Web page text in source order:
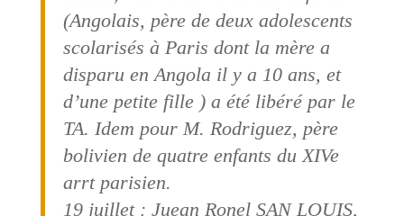
(Angolais, père de deux adolescents
scolarisés à Paris dont la mère a
disparu en Angola il y a 10 ans, et
d’une petite fille ) a été libéré par le
TA. Idem pour M. Rodriguez, père
bolivien de quatre enfants du XIVe
arrt parisien.
19 juillet : Juean Ronel SAN LOUIS,